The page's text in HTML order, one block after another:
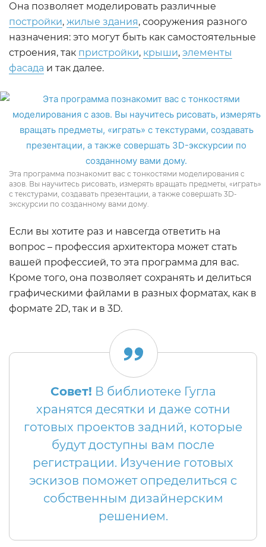
Она позволяет моделировать различные
постройки, жилые здания, сооружения разного
назначения: это могут быть как самостоятельные
строения, так пристройки, крыши, элементы
фасада и так далее.
Эта программа познакомит вас с тонкостями моделирования с
азов. Вы научитесь рисовать, измерять вращать предметы, «играть»
с текстурами, создавать презентации, а также совершать 3D-
экскурсии по созданному вами дому.
Если вы хотите раз и навсегда ответить на
вопрос – профессия архитектора может стать
вашей профессией, то эта программа для вас.
Кроме того, она позволяет сохранять и делиться
графическими файлами в разных форматах, как в
формате 2D, так и в 3D.
Совет! В библиотеке Гугла
хранятся десятки и даже сотни
готовых проектов задний, которые
будут доступны вам после
регистрации. Изучение готовых
эскизов поможет определиться с
собственным дизайнерским
решением.